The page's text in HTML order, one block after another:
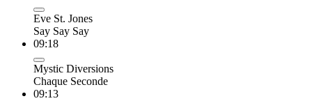
Eve St. Jones
Say Say Say
09:18
Mystic Diversions
Chaque Seconde
09:13